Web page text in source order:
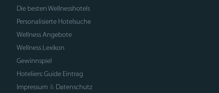
Die besten Wellnesshotels
Personalisierte Hotelsuche
Wellness Angebote
Wellness Lexikon
Gewinnspiel
Hoteliers: Guide Eintrag
Impressum & Datenschutz